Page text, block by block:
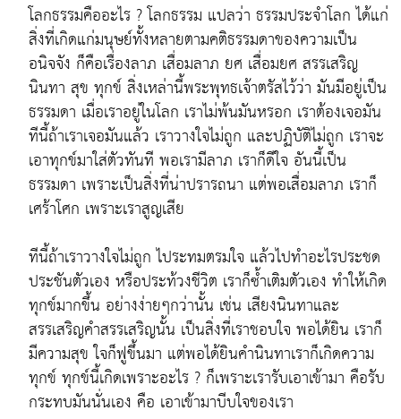
โลกธรรมคืออะไร ? โลกธรรม แปลว่า ธรรมประจำโลก ได้แก่
สิ่งที่เกิดแก่มนุษย์ทั้งหลายตามคติธรรมดาของความเป็น
อนิจจัง ก็คือเรื่องลาภ เสื่อมลาภ ยศ เสื่อมยศ สรรเสริญ
นินทา สุข ทุกข์ สิ่งเหล่านี้พระพุทธเจ้าตรัสไว้ว่า มันมีอยู่เป็น
ธรรมดา เมื่อเราอยู่ในโลก เราไม่พ้นมันหรอก เราต้องเจอมัน
ทีนี้ถ้าเราเจอมันแล้ว เราวางใจไม่ถูก และปฏิบัติไม่ถูก เราจะ
เอาทุกข์มาใส่ตัวทันที พอเรามีลาภ เราก็ดีใจ อันนี้เป็น
ธรรมดา เพราะเป็นสิ่งที่น่าปรารถนา แต่พอเสื่อมลาภ เราก็
เศร้าโศก เพราะเราสูญเสีย
ทีนี้ถ้าเราวางใจไม่ถูก ไประทมตรมใจ แล้วไปทำอะไรประชด
ประชันตัวเอง หรือประท้วงชีวิต เราก็ซ้ำเติมตัวเอง ทำให้เกิด
ทุกข์มากขึ้น อย่างง่ายๆกว่านั้น เช่น เสียงนินทาและ
สรรเสริญคำสรรเสริญนั้น เป็นสิ่งที่เราชอบใจ พอได้ยิน เราก็
มีความสุข ใจก็ฟูขึ้นมา แต่พอได้ยินคำนินทาเราก็เกิดความ
ทุกข์ ทุกข์นี้เกิดเพราะอะไร ? ก็เพราะเรารับเอาเข้ามา คือรับ
กระทบมันนั่นเอง คือ เอาเข้ามาบีบใจของเรา